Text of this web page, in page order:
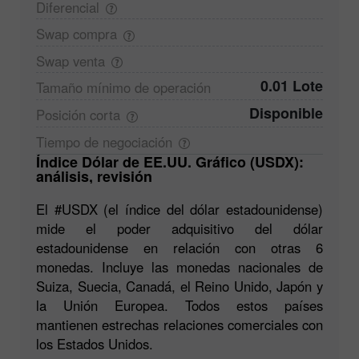
Diferencial
Swap compra
Swap venta
Tamaño mínimo de operación 0.01 Lote
Posición corta Disponible
Tiempo de negociación
Índice Dólar de EE.UU. Gráfico (USDX):
análisis, revisión
El #USDX (el índice del dólar estadounidense)
mide el poder adquisitivo del dólar
estadounidense en relación con otras 6
monedas. Incluye las monedas nacionales de
Suiza, Suecia, Canadá, el Reino Unido, Japón y
la Unión Europea. Todos estos países
mantienen estrechas relaciones comerciales con
los Estados Unidos.